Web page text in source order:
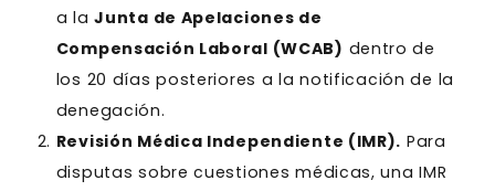
a laJunta de Apelaciones de
Compensación Laboral (WCAB) dentro de
los 20 días posteriores a la notificación de la
denegación.
Revisión Médica Independiente (IMR). Para
disputas sobre cuestiones médicas, una IMR